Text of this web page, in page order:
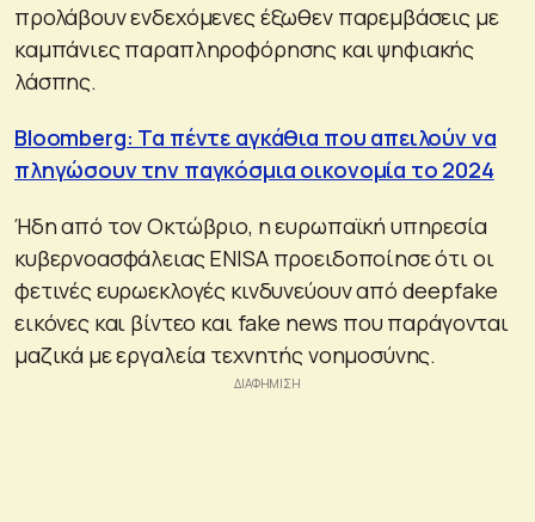
προλάβουν ενδεχόμενες έξωθεν παρεμβάσεις με
καμπάνιες παραπληροφόρησης και ψηφιακής
λάσπης.
Bloomberg: Τα πέντε αγκάθια που απειλούν να
πληγώσουν την παγκόσμια οικονομία το 2024
Ήδη από τον Οκτώβριο, η ευρωπαϊκή υπηρεσία
κυβερνοασφάλειας ENISA προειδοποίησε ότι οι
φετινές ευρωεκλογές κινδυνεύουν από deepfake
εικόνες και βίντεο και fake news που παράγονται
μαζικά με εργαλεία τεχνητής νοημοσύνης.